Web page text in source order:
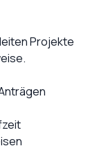
Projekte